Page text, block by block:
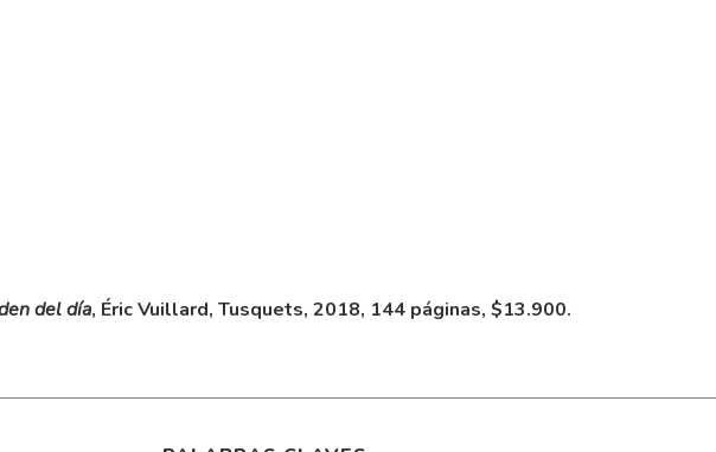
del día, Éric Vuillard, Tusquets, 2018, 144 páginas, $13.900.